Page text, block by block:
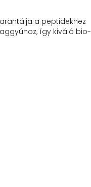
a peptidekhez
így kiváló bio-